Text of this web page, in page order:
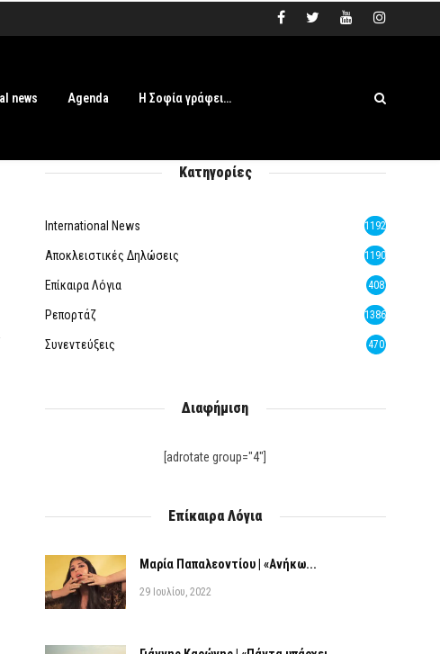
news Agenda Η Σοφία γράφει…
Κατηγορίες
International News 1192
Αποκλειστικές Δηλώσεις 1190
Επίκαιρα Λόγια 408
Ρεπορτάζ 1386
Συνεντεύξεις 470
Διαφήμιση
[adrotate group="4"]
Επίκαιρα Λόγια
Μαρία Παπαλεοντίου | «Ανήκω...
29 Ιουλίου, 2022